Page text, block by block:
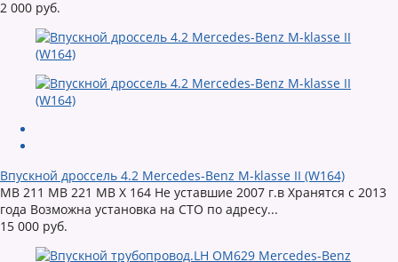
2 000 руб.
Впускной дроссель 4.2 Mercedes-Benz M-klasse II (W164)
MB 211 MB 221 MB X 164 Не уставшие 2007 г.в Хранятся с 2013
года Возможна установка на СТО по адресу...
15 000 руб.